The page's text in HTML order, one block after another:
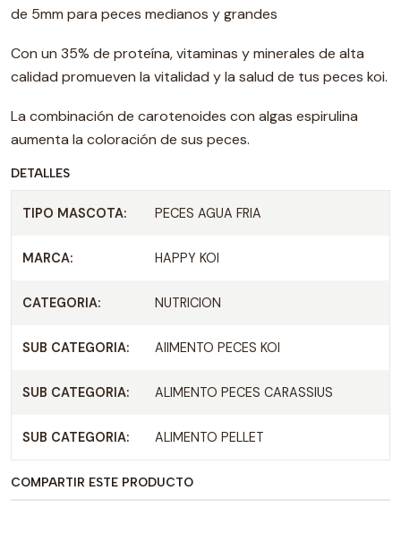
de 5mm para peces medianos y grandes
Con un 35% de proteína, vitaminas y minerales de alta
calidad promueven la vitalidad y la salud de tus peces koi.
La combinación de carotenoides con algas espirulina
aumenta la coloración de sus peces.
DETALLES
TIPO MASCOTA: PECES AGUA FRIA
MARCA: HAPPY KOI
CATEGORIA: NUTRICION
SUB CATEGORIA: AIIMENTO PECES KOI
SUB CATEGORIA: ALIMENTO PECES CARASSIUS
SUB CATEGORIA: ALIMENTO PELLET
COMPARTIR ESTE PRODUCTO